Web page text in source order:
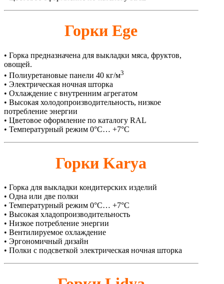
Горки Ege
• Горка предназначена для выкладки мяса, фруктов,
овощей.
• Полиуретановые панели 40 кг/м3
• Электрическая ночная шторка
• Охлаждение с внутренним агрегатом
• Высокая холодопроизводительность, низкое
потребление энергии
• Цветовое оформление по каталогу RAL
• Температурный режим 0°C… +7°C
Горки Karya
• Горка для выкладки кондитерских изделий
• Одна или две полки
• Температурный режим 0°C… +7°C
• Высокая хладопроизводительность
• Низкое потребление энергии
• Вентилируемое охлаждение
• Эргономичный дизайн
• Полки с подсветкой электрическая ночная шторка